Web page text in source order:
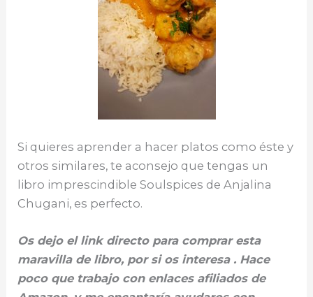
Si quieres aprender a hacer platos como éste y
otros similares, te aconsejo que tengas un
libro imprescindible Soulspices de Anjalina
Chugani, es perfecto.
Os dejo el link directo para comprar esta
maravilla de libro, por si os interesa . Hace
poco que trabajo con enlaces afiliados de